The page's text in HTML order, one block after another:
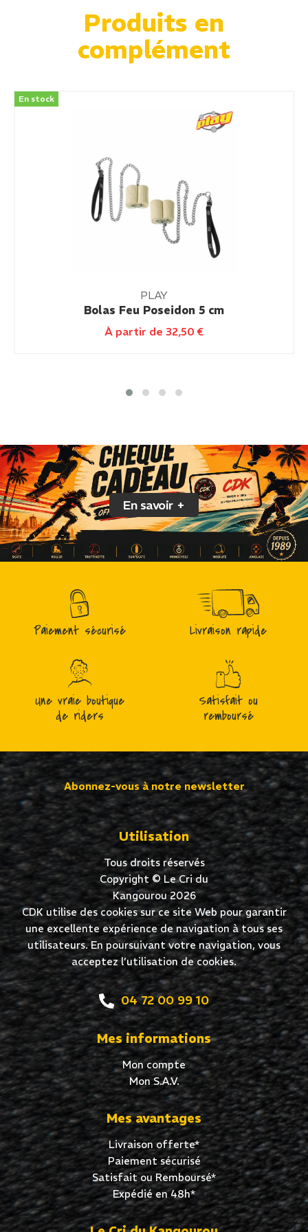
Produits en
complément
En stock
PLAY
Bolas Feu Poseidon 5 cm
À partir de 32,50€
En savoir +
Paiement sécurisé Livraison rapide
Une vraie boutique
de riders
Satisfait ou
remboursé
Abonnez-vous à notre newsletter
Utilisation
Tous droits réservés
Copyright © Le Cri du
Kangourou 2026
CDK utilise des cookies sur ce site Web pour garantir
une excellente expérience de navigation à tous ses
utilisateurs. En poursuivant votre navigation, vous
acceptez l’utilisation de cookies.
04 72 00 99 10
Mes informations
Mon compte
Mon S.A.V.
Mes avantages
Livraison offerte*
Paiement sécurisé
Satisfait ou Remboursé*
Expédié en 48h*